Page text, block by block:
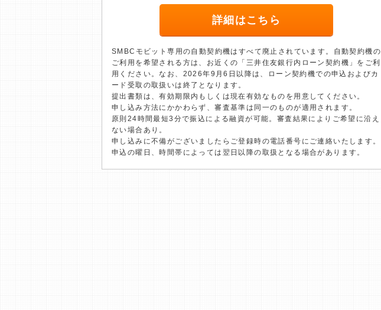
詳細はこちら
SMBCモビット専用の自動契約機はすべて廃止されています。自動契約機の
ご利用を希望される方は、お近くの「三井住友銀行内ローン契約機」をご利
用ください。なお、2026年9月6日以降は、ローン契約機での申込およびカ
ード受取の取扱いは終了となります。
提出書類は、有効期限内もしくは現在有効なものを用意してください。
申し込み方法にかかわらず、審査基準は同一のものが適用されます。
原則24時間最短3分で振込による融資が可能。審査結果によりご希望に沿え
ない場合あり。
申し込みに不備がございましたらご登録時の電話番号にご連絡いたします。
申込の曜日、時間帯によっては翌日以降の取扱となる場合があります。